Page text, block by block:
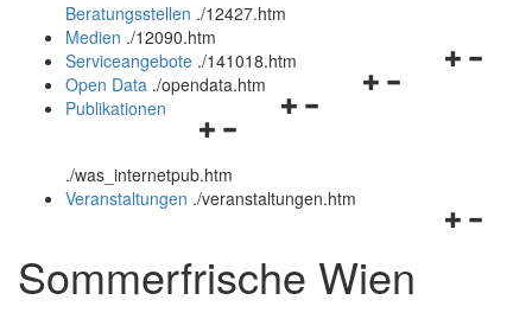
und
schließen
Beratungsstellen ./12427.htm
Medien ./12090.htm
Navigationsmenü
Serviceangebote ./141018.htm
Navigationsmenü
Open Data ./opendata.htm
Navigationsmenü
und
schließen
Publikationen
./was_internetpub.htm
Veranstaltungen ./veranstaltungen.htm
Sommerfrische Wien